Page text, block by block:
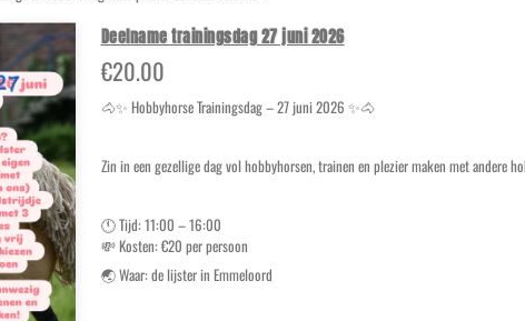
Deelname trainingsdag 27 juni 2026
€20.00
🐴✨ Hobbyhorse Trainingsdag – 27 juni 2026 ✨🐴
Zin in een gezellige dag vol hobbyhorsen, trainen en plezier maken met andere
🕚 Tijd: 11:00 – 16:00
💸 Kosten: €20 per persoon
🌏 Waar: de lijster in Emmeloord